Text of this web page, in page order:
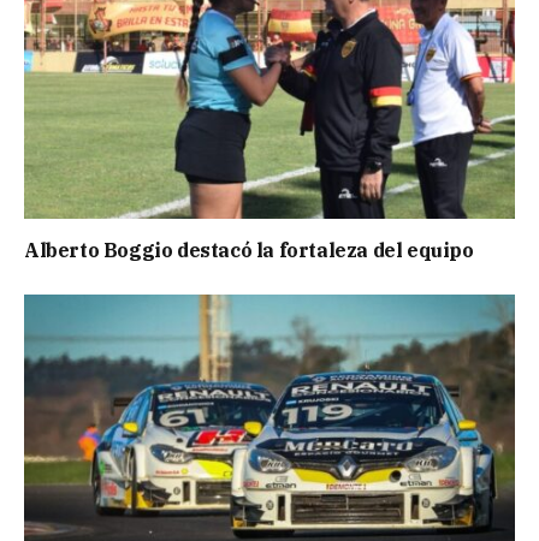
Alberto Boggio destacó la fortaleza del equipo